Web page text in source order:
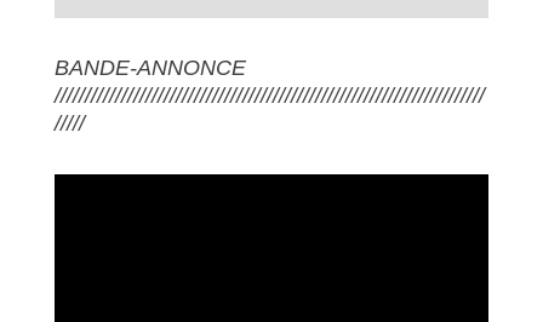
BANDE-ANNONCE
///////////////////////////////////////////////////////////////////////
/////